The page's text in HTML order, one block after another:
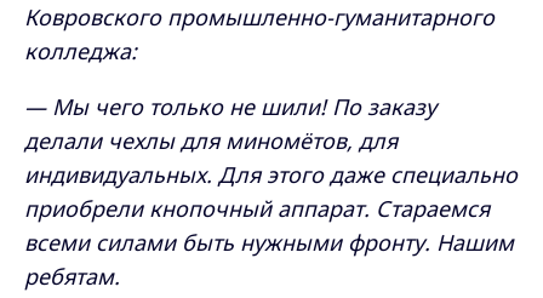
Ковровского промышленно-гуманитарного
колледжа:
— Мы чего только не шили! По заказу
делали чехлы для миномётов, для
индивидуальных. Для этого даже специально
приобрели кнопочный аппарат. Стараемся
всеми силами быть нужными фронту. Нашим
ребятам.